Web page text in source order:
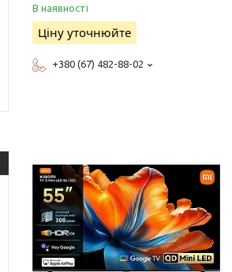
В наявності
Ціну уточнюйте
+380 (67) 482-88-02